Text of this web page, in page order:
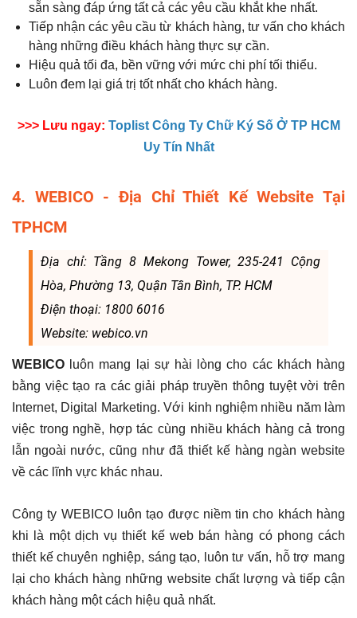
sẵn sàng đáp ứng tất cả các yêu cầu khắt khe nhất.
Tiếp nhận các yêu cầu từ khách hàng, tư vấn cho khách
hàng những điều khách hàng thực sự cần.
Hiệu quả tối đa, bền vững với mức chi phí tối thiểu.
Luôn đem lại giá trị tốt nhất cho khách hàng.
>>> Lưu ngay: Toplist Công Ty Chữ Ký Số Ở TP HCM
Uy Tín Nhất
4. WEBICO - Địa Chỉ Thiết Kế Website Tại
TPHCM
Địa chỉ: Tầng 8 Mekong Tower, 235-241 Cộng
Hòa, Phường 13, Quận Tân Bình, TP. HCM
Điện thoại: 1800 6016
Website: webico.vn
WEBICO luôn mang lại sự hài lòng cho các khách hàng
bằng việc tạo ra các giải pháp truyền thông tuyệt vời trên
Internet, Digital Marketing. Với kinh nghiệm nhiều năm làm
việc trong nghề, hợp tác cùng nhiều khách hàng cả trong
lẫn ngoài nước, cũng như đã thiết kế hàng ngàn website
về các lĩnh vực khác nhau.
Công ty WEBICO luôn tạo được niềm tin cho khách hàng
khi là một dịch vụ thiết kế web bán hàng có phong cách
thiết kế chuyên nghiệp, sáng tạo, luôn tư vấn, hỗ trợ mang
lại cho khách hàng những website chất lượng và tiếp cận
khách hàng một cách hiệu quả nhất.